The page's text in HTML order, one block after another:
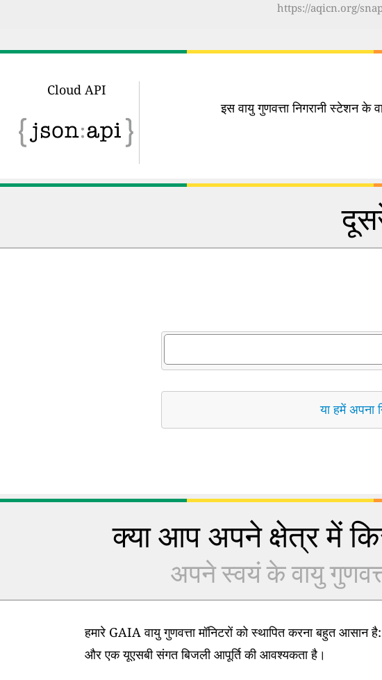
https://aqicn.org/
Cloud API
इस वायु गुणवत्ता निगरानी स्टेशन
या हमें अपना
क्या आप अपने क्षेत्र में
अपने स्वयं के वायु
हमारे GAIA वायु गुणवत्ता मॉनिटरों को स्थापित करना बहुत
और एक यूएसबी संगत बिजली आपूर्ति की आवश्यकता है।